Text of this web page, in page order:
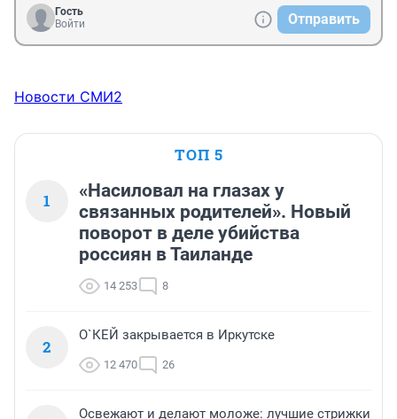
Гость
Войти
Отправить
Новости СМИ2
ТОП 5
1
«Насиловал на глазах у
связанных родителей». Новый
поворот в деле убийства
россиян в Таиланде
14 253 8
2
О`КЕЙ закрывается в Иркутске
12 470 26
Освежают и делают моложе: лучшие стрижки